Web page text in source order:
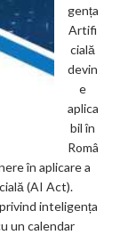
gența
Artifi
cială
devin
e
aplica
bil în
Româ
în aplicare a
(AI Act).
inteligența
un calendar